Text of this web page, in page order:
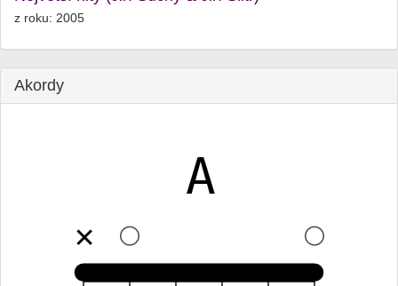
z roku: 2005
Akordy
A
✕